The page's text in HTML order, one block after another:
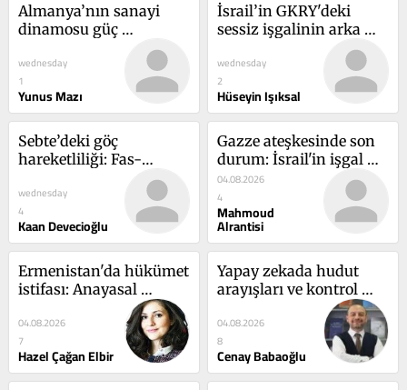
Almanya’nın sanayi
dinamosu güç
wednesday
1
Yunus Mazı
İsrail’in GKRY'deki
sessiz işgalinin arka
planı: Ne amaçlıyor?
wednesday
2
Hüseyin Işıksal
Sebte’deki göç
hareketliliği: Fas-
İspanya ilişkileri, Batı
Sahra ve bölgesel
dengeler
wednesday
4
Kaan Devecioğlu
Gazze ateşkesinde son
durum: İsrail'in işgal
politikası devam ediyor
04.08.2026
4
Mahmoud
Alrantisi
Ermenistan'da hükümet
istifası: Anayasal
prosedür ve bölgesel
süreklilik
04.08.2026
7
Hazel Çağan Elbir
Yapay zekada hudut
arayışları ve kontrol
04.08.2026
8
Cenay Babaoğlu